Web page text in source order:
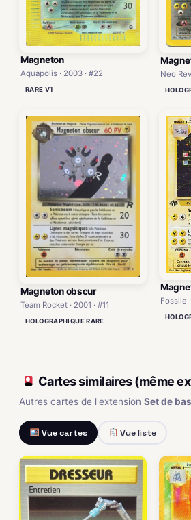
Magneton
Aquapolis · 2003 · #22
RARE V1
Neo
Magneton obscur
Team Rocket · 2001 · #11
HOLOGRAPHIQUE RARE
Fossile
Cartes similaires (même
Autres cartes de l'extension Set de
Vue cartes Vue liste